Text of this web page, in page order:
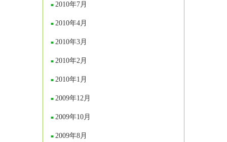
2010年7月
2010年4月
2010年3月
2010年2月
2010年1月
2009年12月
2009年10月
2009年8月